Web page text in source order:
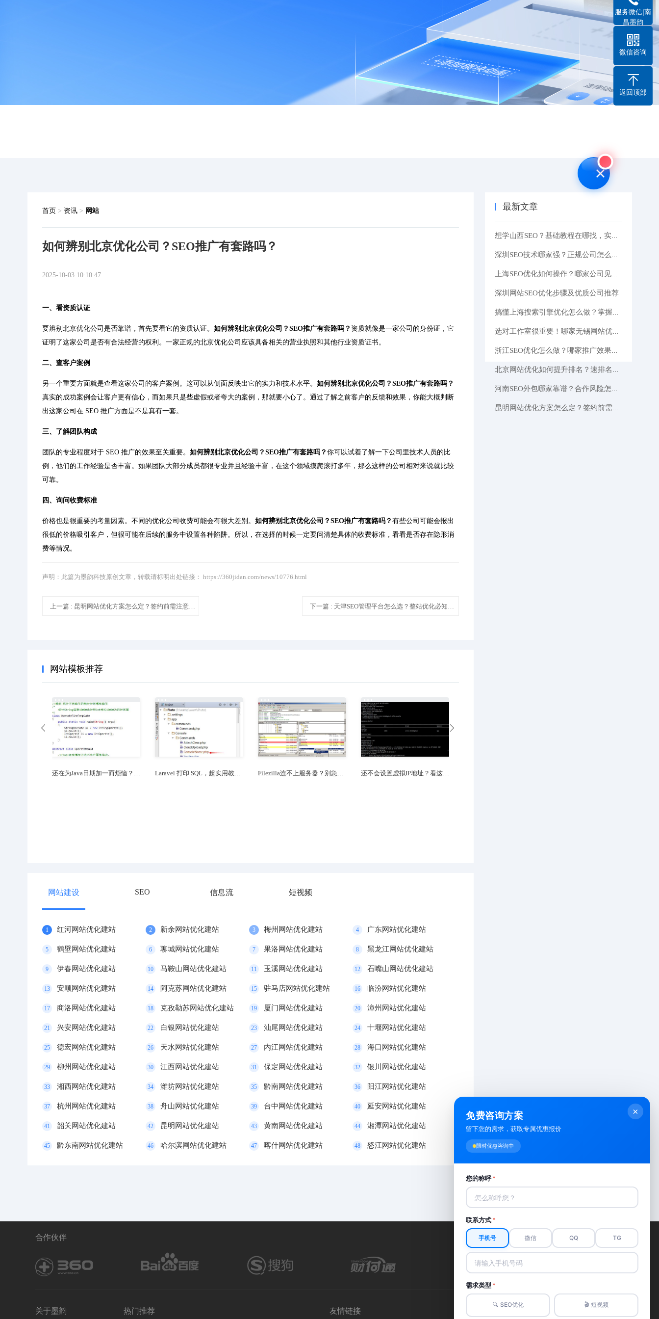
首页 > 资讯> 网站
如何辨别北京优化公司？SEO推广有套路吗？
2025-10-03 10:10:47
一、看资质认证
要辨别北京优化公司是否靠谱，首先要看它的资质认证。 如何辨别北京优化公司？SEO推广有套路吗？ 资质就像是一家公司的身份证，它
证明了这家公司是否有合法经营的权利。一家正规的北京优化公司应该具备相关的营业执照和其他行业资质证书。
二、查客户案例
另一个重要方面就是查看这家公司的客户案例。这可以从侧面反映出它的实力和技术水平。 如何辨别北京优化公司？SEO推广有套路吗？
真实的成功案例会让客户更有信心，而如果只是些虚假或者夸大的案例，那就要小心了。通过了解之前客户的反馈和效果，你能大概判断
出这家公司在 SEO 推广方面是不是真有一套。
三、了解团队构成
团队的专业程度对于 SEO 推广的效果至关重要。 如何辨别北京优化公司？SEO推广有套路吗？ 你可以试着了解一下公司里技术人员的比
例，他们的工作经验是否丰富。如果团队大部分成员都很专业并且经验丰富，在这个领域摸爬滚打多年，那么这样的公司相对来说就比较
可靠。
四、询问收费标准
价格也是很重要的考量因素。不同的优化公司收费可能会有很大差别。 如何辨别北京优化公司？SEO推广有套路吗？ 有些公司可能会报出
很低的价格吸引客户，但很可能在后续的服务中设置各种陷阱。所以，在选择的时候一定要问清楚具体的收费标准，看看是否存在隐形消
费等情况。
声明：此篇为墨韵科技原创文章，转载请标明出处链接： https://360jidan.com/news/10776.html
上一篇 : 昆明网站优化方案怎么定？签约前需注意哪些套路？ 下一篇 : 天津SEO管理平台怎么选？整站优化必知要点全解读
网站模板推荐
还不会设置虚拟IP地址？看这一篇就够了！ CentOS 7查看开放端口，看这一篇就够了！ Ubuntu系统安装ifconfig，看这一篇就够了！
网站建设 SEO 信息流 短视频
1 红河网站优化建站 2 新余网站优化建站 3 梅州网站优化建站 4 广东网站优化建站
5 鹤壁网站优化建站 6 聊城网站优化建站 7 果洛网站优化建站 8 黑龙江网站优化建站
9 伊春网站优化建站 10 马鞍山网站优化建站 11 玉溪网站优化建站 12 石嘴山网站优化建站
13 安顺网站优化建站 14 阿克苏网站优化建站 15 驻马店网站优化建站 16 临汾网站优化建站
17 商洛网站优化建站 18 克孜勒苏网站优化建站 19 厦门网站优化建站 20 漳州网站优化建站
21 兴安网站优化建站 22 白银网站优化建站 23 汕尾网站优化建站 24 十堰网站优化建站
25 德宏网站优化建站 26 天水网站优化建站 27 内江网站优化建站 28 海口网站优化建站
29 柳州网站优化建站 30 江西网站优化建站 31 保定网站优化建站 32 银川网站优化建站
33 湘西网站优化建站 34 潍坊网站优化建站 35 黔南网站优化建站 36 阳江网站优化建站
37 杭州网站优化建站 38 舟山网站优化建站 39 台中网站优化建站 40 延安网站优化建站
41 韶关网站优化建站 42 昆明网站优化建站 43 黄南网站优化建站 44 湘潭网站优化建站
45 黔东南网站优化建站 46 哈尔滨网站优化建站 47 喀什网站优化建站 48 怒江网站优化建站
最新文章
想学山西SEO？基础教程在哪找，实战技巧一次说清
深圳SEO技术哪家强？正规公司怎么选？看完这篇你就懂了
上海SEO优化如何操作？哪家公司见效快？这里有答案！
深圳网站SEO优化步骤及优质公司推荐
搞懂上海搜索引擎优化怎么做？掌握这些核心技巧！
选对工作室很重要！哪家无锡网站优化工作室靠谱？提升排名有技巧吗？
浙江SEO优化怎么做？哪家推广效果好？这里有答案
北京网站优化如何提升排名？速排名风险大吗需注意？这里有答案！
河南SEO外包哪家靠谱？合作风险怎么规避？老司机教你几招
昆明网站优化方案怎么定？签约前需注意哪些套路？老司机为你揭秘
合作伙伴
关于墨韵 热门推荐 友情链接
服务微信|南
昌墨韵
微信咨询
返回顶部
×
免费咨询方案
留下您的需求，获取专属优惠报价
限时优惠咨询中
您的称呼*
联系方式*
手机号 微信 QQ TG
需求类型*
🔍 SEO优化 🎬 短视频